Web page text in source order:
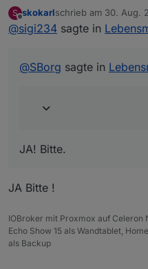
Online.
Sollte ich das Bild
S
Offline
skokarlschrieb am 30. Aug.
zuletzt editiert von
@sigi234 sagte in
@SBorg sagte in
JA! Bitte.
JA Bitte !
IOBroker mit Proxmox auf Celeron
Echo Show 15 als Wandtablet,
als Backup